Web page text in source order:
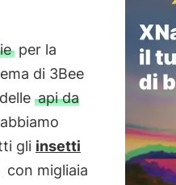
per la
di 3Bee
api da
gli insetti
con migliaia